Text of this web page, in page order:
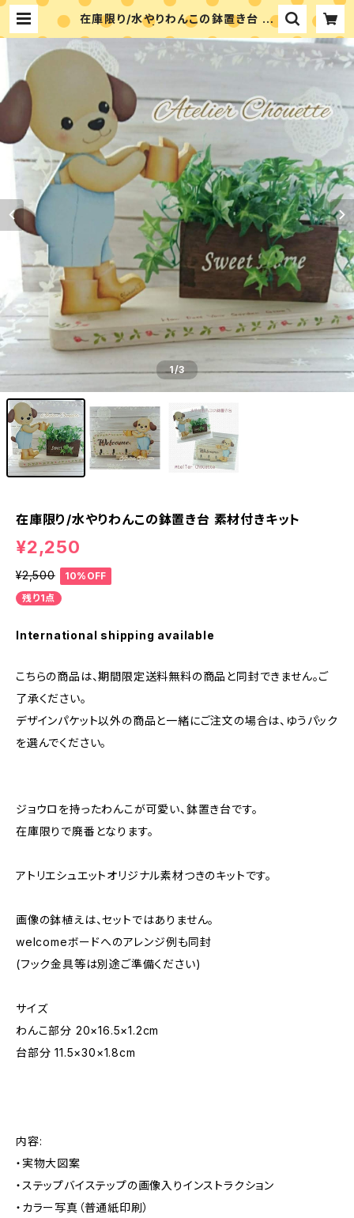
在庫限り/水やりわんこの鉢置き台 素
材付きキット | アトリエシュエット 富
永ゆかりのペイントショップ
1/3
在庫限り/水やりわんこの鉢置き台 素材付きキット
¥2,250
¥2,500
10%OFF
残り1点
International shipping available
こちらの商品は、期間限定送料無料の商品と同封できません。ご
了承ください。
デザインパケット以外の商品と一緒にご注文の場合は、ゆうパック
を選んでください。
ジョウロを持ったわんこが可愛い、鉢置き台です。
在庫限りで廃番となります。
アトリエシュエットオリジナル素材つきのキットです。
画像の鉢植えは、セットではありません。
welcomeボードへのアレンジ例も同封
(フック金具等は別途ご準備ください)
サイズ
わんこ部分 20×16.5×1.2cm
台部分 11.5×30×1.8cm
内容:
・実物大図案
・ステップバイステップの画像入りインストラクション
・カラー写真（普通紙印刷）